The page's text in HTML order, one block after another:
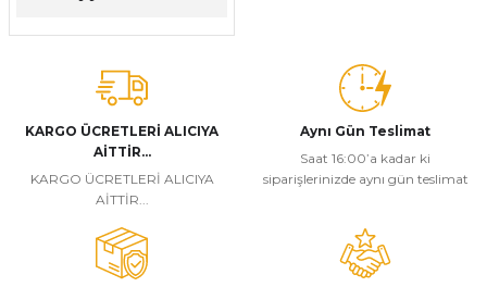
KARGO ÜCRETLERİ ALICIYA
AİTTİR...
KARGO ÜCRETLERİ ALICIYA
AİTTİR...
Aynı Gün Teslimat
Saat 16:00’a kadar ki
siparişlerinizde aynı gün teslimat